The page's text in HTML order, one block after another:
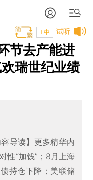
试听
T中
节去产能进
瑞世纪业绩
导读】更多精华内
性“加钱”；8月上海
持仓下降；美联储